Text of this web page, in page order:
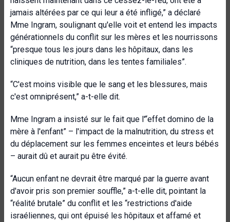
jamais altérées par ce qui leur a été infligé,” a déclaré
Mme Ingram, soulignant qu'elle voit et entend les impacts
générationnels du conflit sur les mères et les nourrissons
“presque tous les jours dans les hôpitaux, dans les
cliniques de nutrition, dans les tentes familiales”.
“C'est moins visible que le sang et les blessures, mais
c'est omniprésent,” a-t-elle dit.
Mme Ingram a insisté sur le fait que l'“effet domino de la
mère à l'enfant” – l'impact de la malnutrition, du stress et
du déplacement sur les femmes enceintes et leurs bébés
– aurait dû et aurait pu être évité.
“Aucun enfant ne devrait être marqué par la guerre avant
d'avoir pris son premier souffle,” a-t-elle dit, pointant la
“réalité brutale” du conflit et les “restrictions d'aide
israéliennes, qui ont épuisé les hôpitaux et affamé et